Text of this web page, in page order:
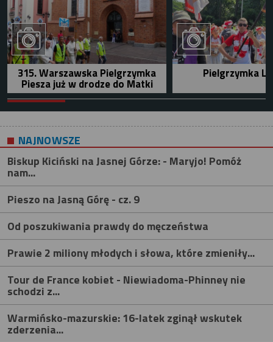
315. Warszawska Pielgrzymka
Piesza już w drodze do Matki
Pielgrzymka
NAJNOWSZE
Biskup Kiciński na Jasnej Górze: - Maryjo! Pomóż
nam...
Pieszo na Jasną Górę - cz. 9
Od poszukiwania prawdy do męczeństwa
Prawie 2 miliony młodych i słowa, które zmieniły...
Tour de France kobiet - Niewiadoma-Phinney nie
schodzi z...
Warmińsko-mazurskie: 16-latek zginął wskutek
zderzenia...